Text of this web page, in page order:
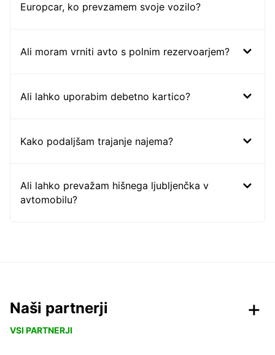
Europcar, ko prevzamem svoje vozilo?
Ali moram vrniti avto s polnim rezervoarjem?
Ali lahko uporabim debetno kartico?
Kako podaljšam trajanje najema?
Ali lahko prevažam hišnega ljubljenčka v
avtomobilu?
Naši partnerji
VSI PARTNERJI